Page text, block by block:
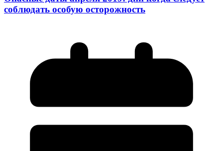
соблюдать особую осторожность